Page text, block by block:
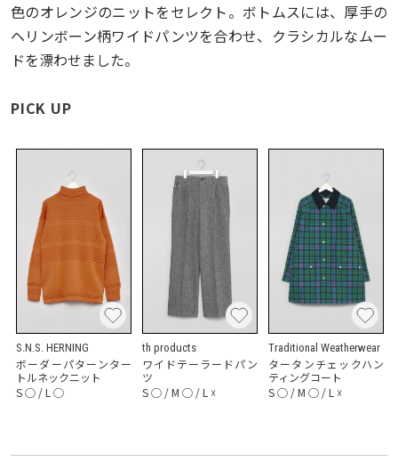
色のオレンジのニットをセレクト。ボトムスには、厚手の
ヘリンボーン柄ワイドパンツを合わせ、クラシカルなムー
ドを漂わせました。
PICK UP
S.N.S. HERNING
ボーダーパターンター
トルネックニット
S◯ /L ◯
th products
ワイドテーラードパン
ツ
S◯ /M ◯ /L ☓
Traditional Weatherwear
タータンチェックハン
ティングコート
S◯ /M ◯ /L ☓